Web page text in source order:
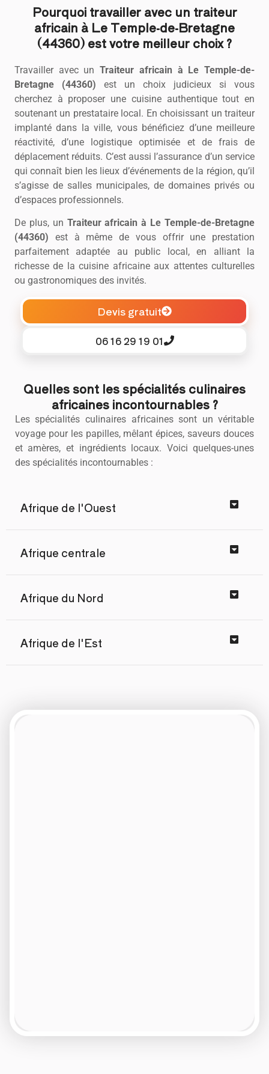
Pourquoi travailler avec un traiteur
africain à Le Temple-de-Bretagne
(44360) est votre meilleur choix ?
Travailler avec unTraiteur africain à Le Temple-de-
Bretagne (44360) est un choix judicieux si vous
cherchez à proposer une cuisine authentique tout en
soutenant un prestataire local. En choisissant un traiteur
implanté dans la ville, vous bénéficiez d’une meilleure
réactivité, d’une logistique optimisée et de frais de
déplacement réduits. C’est aussi l’assurance d’un service
qui connaît bien les lieux d’événements de la région, qu’il
s’agisse de salles municipales, de domaines privés ou
d’espaces professionnels.
De plus, un Traiteur africain à Le Temple-de-Bretagne
(44360) est à même de vous offrir une prestation
parfaitement adaptée au public local, en alliant la
richesse de la cuisine africaine aux attentes culturelles
ou gastronomiques des invités.
Devis gratuit
06 16 29 19 01
Quelles sont les spécialités culinaires
africaines incontournables ?
Les spécialités culinaires africaines sont un véritable
voyage pour les papilles, mêlant épices, saveurs douces
et amères, et ingrédients locaux. Voici quelques-unes
des spécialités incontournables :
Afrique de l'Ouest
Afrique centrale
Afrique du Nord
Afrique de l'Est